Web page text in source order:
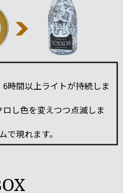
時間以上ライトが持続しま
し色を変えつつ点滅しま
で現れます。